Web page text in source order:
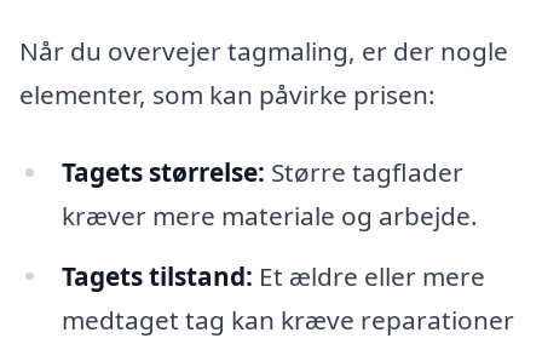
Når du overvejer tagmaling, er der nogle
elementer, som kan påvirke prisen:
Tagets størrelse: Større tagflader
kræver mere materiale og arbejde.
Tagets tilstand: Et ældre eller mere
medtaget tag kan kræve reparationer